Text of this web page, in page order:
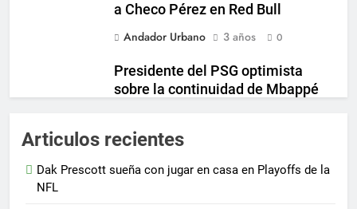
a Checo Pérez en Red Bull
Andador Urbano
3 años 0
Presidente del PSG optimista
sobre la continuidad de Mbappé
Andador Urbano
Inter Miami incrementa su
Articulos recientes
Dak Prescott sueña con jugar en casa en Playoffs de la
NFL